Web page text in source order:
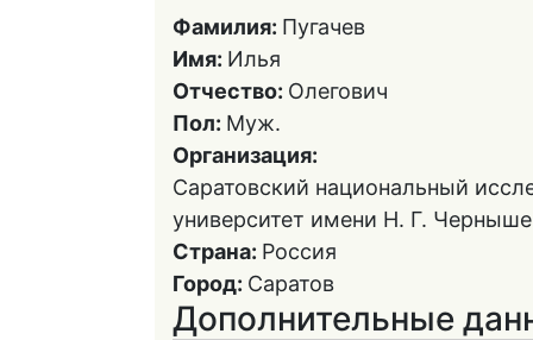
Фамилия: Пугачев
Имя: Илья
Отчество: Олегович
Пол: Муж.
Организация:
Саратовский национальный
университет имени Н. Г.
Страна: Россия
Город: Саратов
Дополнительные